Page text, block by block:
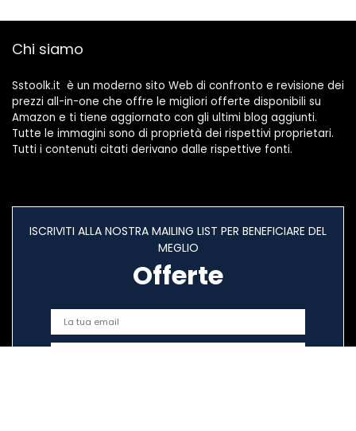
Chi siamo
Sstoolk.it è un moderno sito Web di confronto e revisione dei
prezzi all-in-one che offre le migliori offerte disponibili su
Amazon e ti tiene aggiornato con gli ultimi blog aggiunti.
Tutte le immagini sono di proprietà dei rispettivi proprietari.
Tutti i contenuti citati derivano dalle rispettive fonti.
ISCRIVITI ALLA NOSTRA MAILING LIST PER BENEFICIARE DEL
MEGLIO
Offerte